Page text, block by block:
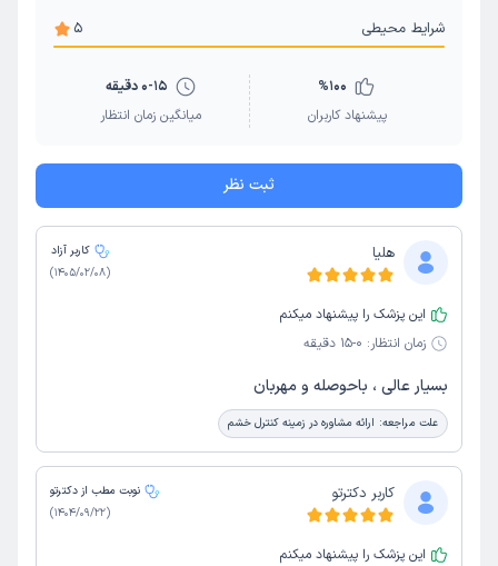
شرایط محیطی 5
%100
پیشنهاد کاربران
0-15 دقیقه
میانگین زمان انتظار
ثبت نظر
هلیا
کاربر آزاد
(
1405/02/08
)
این پزشک را پیشنهاد میکنم
زمان انتظار: 0-15 دقیقه
بسیار عالی ، باحوصله و مهربان
علت مراجعه: ارائه مشاوره در زمینه کنترل خشم
کاربر دکترتو
نوبت مطب از دکترتو
(
1404/09/22
)
این پزشک را پیشنهاد میکنم